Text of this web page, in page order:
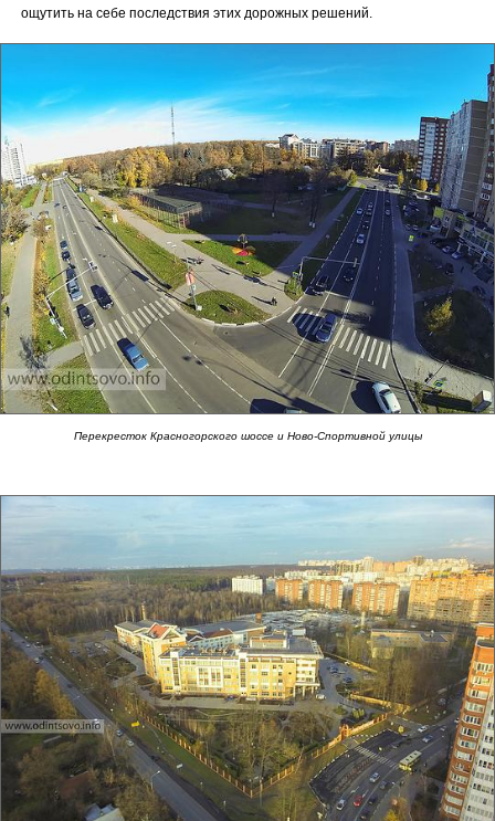
ощутить на себе последствия этих дорожных решений.
Перекресток Красногорского шоссе и Ново-Спортивной улицы